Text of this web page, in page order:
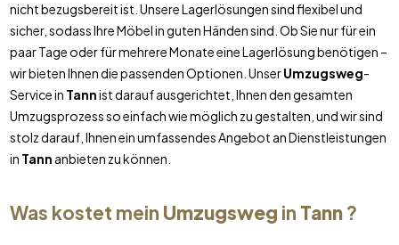
nicht bezugsbereit ist. Unsere Lagerlösungen sind flexibel und
sicher, sodass Ihre Möbel in guten Händen sind. Ob Sie nur für ein
paar Tage oder für mehrere Monate eine Lagerlösung benötigen –
wir bieten Ihnen die passenden Optionen. UnserUmzugsweg-
Service in Tannist darauf ausgerichtet, Ihnen den gesamten
Umzugsprozess so einfach wie möglich zu gestalten, und wir sind
stolz darauf, Ihnen ein umfassendes Angebot an Dienstleistungen
in Tann anbieten zu können.
Was kostet mein Umzugsweg in Tann?